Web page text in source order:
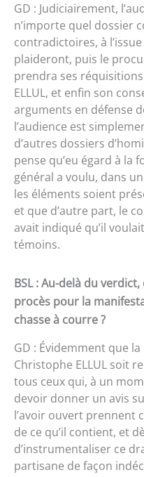
GD : Judiciairement,
n’importe quel dossier
contradictoires, à
plaideront, puis le
prendra ses
ELLUL, et enfin son
arguments en défense
l’audience est
d’autres dossiers
pense qu’eu égard à la
général a voulu, dans
les éléments soient
et que d’autre part, le
avait indiqué qu’il
témoins.
BSL : Au-delà du
procès pour la
chasse à courre ?
GD : Évidemment que
Christophe ELLUL soit
tous ceux qui, à un
devoir donner un avis
l’avoir ouvert prennent
de ce qu’il contient, et
d’instrumentaliser ce
partisane de façon